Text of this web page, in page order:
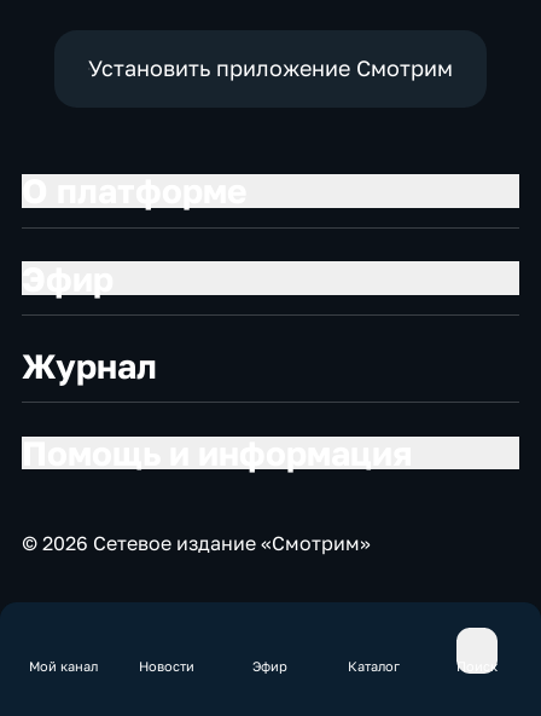
Мой канал Новости Эфир Каталог Поиск
Установить приложение Смотрим
Журнал
© 2026 Сетевое издание «Смотрим»